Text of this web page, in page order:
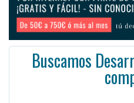
Buscamos